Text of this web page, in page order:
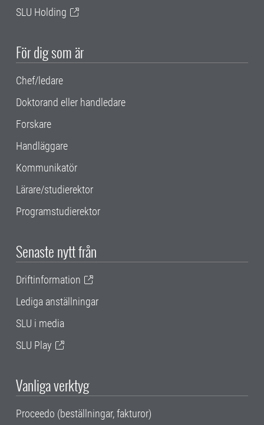
SLU Holding
För dig som är
Chef/ledare
Doktorand eller handledare
Forskare
Handläggare
Kommunikatör
Lärare/studierektor
Programstudierektor
Senaste nytt från
Driftinformation
Lediga anställningar
SLU i media
SLU Play
Vanliga verktyg
Proceedo (beställningar, fakturor)